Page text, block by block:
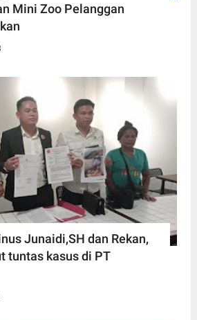
Mini Zoo Pelanggan
Junaidi,SH dan Rekan,
tuntas kasus di PT